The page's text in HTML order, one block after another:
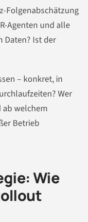
Folgenabschätzung
Agenten und alle
Daten? Ist der
– konkret, in
Wer
welchem
Betrieb
Wie